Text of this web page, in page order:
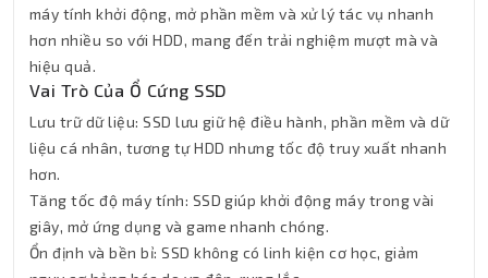
máy tính khởi động, mở phần mềm và xử lý tác vụ nhanh
hơn nhiều so với HDD, mang đến trải nghiệm mượt mà và
hiệu quả.
Vai Trò Của Ổ Cứng SSD
Lưu trữ dữ liệu: SSD lưu giữ hệ điều hành, phần mềm và dữ
liệu cá nhân, tương tự HDD nhưng tốc độ truy xuất nhanh
hơn.
Tăng tốc độ máy tính: SSD giúp khởi động máy trong vài
giây, mở ứng dụng và game nhanh chóng.
Ổn định và bền bỉ: SSD không có linh kiện cơ học, giảm